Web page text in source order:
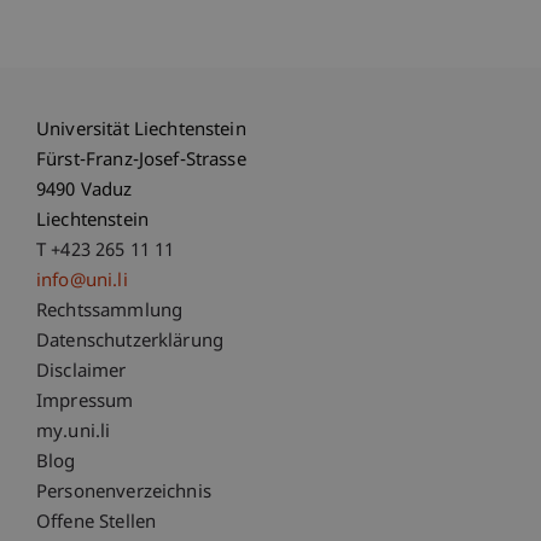
Universität Liechtenstein
Fürst-Franz-Josef-Strasse
9490 Vaduz
Liechtenstein
T +423 265 11 11
info@uni.li
Fußzeile Rechtliche Hinweise
Rechtssammlung
Datenschutzerklärung
Disclaimer
Impressum
Fußzeile Subdomain-Verzeichnis
my.uni.li
Blog
Personenverzeichnis
Offene Stellen